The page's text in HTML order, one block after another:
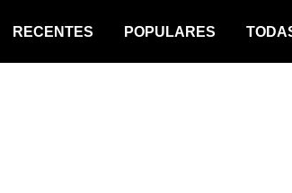
RECENTES POPULARES